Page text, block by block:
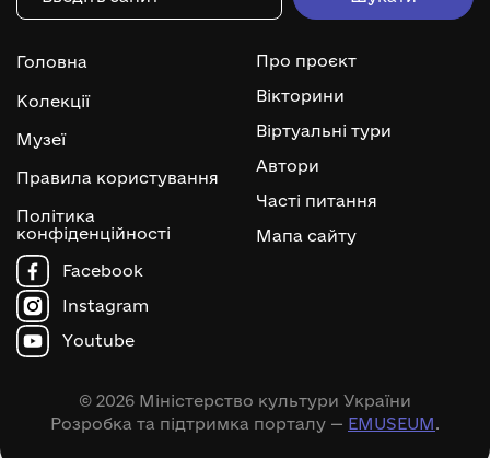
Головна
Колекції
Музеї
Правила користування
Політика
конфіденційності
Про проєкт
Вікторини
Віртуальні тури
Автори
Часті питання
Мапа сайту
Facebook
Instagram
Youtube
© 2026 Міністерство культури України
Розробка та підтримка порталу — EMUSEUM.